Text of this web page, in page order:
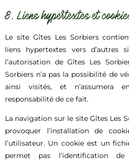
8. Liens hypertextes et
Le site Gîtes Les Sorbiers
liens hypertextes vers d’autres
l’autorisation de Gîtes Les
Sorbiers n’a pas la possibilité de
ainsi visités, et n’assumera
responsabilité de ce fait.
La navigation sur le site Gîtes Les
provoquer l’installation de
l’utilisateur. Un cookie est un
permet pas l’identification